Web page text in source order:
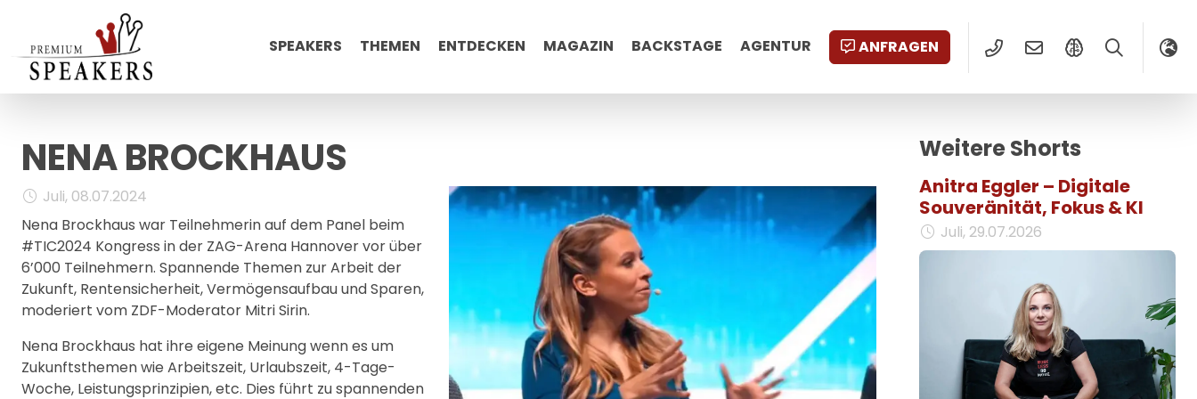
SPEAKERS THEMEN ENTDECKEN MAGAZIN BACKSTAGE AGENTUR ANFRAGEN
NENA BROCKHAUS
Juli, 08.07.2024
Nena Brockhaus war Teilnehmerin auf dem Panel beim
#TIC2024 Kongress in der ZAG-Arena Hannover vor über
6’000 Teilnehmern. Spannende Themen zur Arbeit der
Zukunft, Rentensicherheit, Vermögensaufbau und Sparen,
moderiert vom ZDF-Moderator Mitri Sirin.
Nena Brockhaus hat ihre eigene Meinung wenn es um
Zukunftsthemen wie Arbeitszeit, Urlaubszeit, 4-Tage-
Woche, Leistungsprinzipien, etc. Dies führt zu spannenden
Weitere Shorts
Anitra Eggler – Digitale
Souveränität, Fokus & KI
Juli, 29.07.2026